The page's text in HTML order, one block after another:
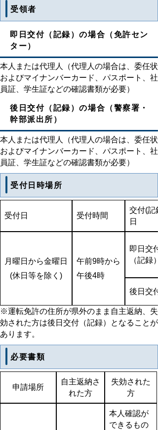
受領者
即日交付（記録）の場合（免許セン
ター）
本人または代理人（代理人の場合は、委任状
およびマイナンバーカード、パスポート、社
員証、学生証などの確認書類が必要）
後日交付（記録）の場合（警察署・
幹部派出所）
本人または代理人（代理人の場合は、委任状
およびマイナンバーカード、パスポート、社
員証、学生証などの確認書類が必要）
受付日時場所
受付日 受付時間
交付(記
日
月曜日から金曜日
(休日等を除く)
午前9時から
午後4時
即日交付
（記録）
後日交
※運転免許の住所が県外のまま自主返納、失
効された方は後日交付（記録）となることが
あります。
必要書類
申請場所
自主返納さ
れた方
失効された
方
本人確認が
できるもの